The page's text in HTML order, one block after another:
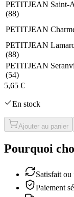
PETITJEAN Saint-
(88)
PETITJEAN
PETITJEAN
(88)
PETITJEAN
(54)
5,65 €
En stock
Ajouter au panier
Pourquoi
Satisfait ou
Paiement